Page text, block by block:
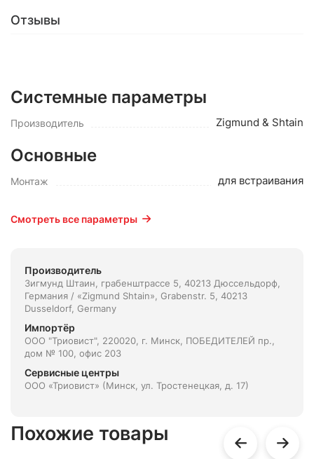
Отзывы
Системные параметры
Производитель Zigmund & Shtain
Основные
Монтаж для встраивания
Смотреть все параметры
Производитель
Зигмунд Штаин, грабенштрассе 5, 40213 Дюссельдорф,
Германия / «Zigmund Shtain», Grabenstr. 5, 40213
Dusseldorf, Germany
Импортёр
ООО "Триовист", 220020, г. Минск, ПОБЕДИТЕЛЕЙ пр.,
дом № 100, офис 203
Сервисные центры
ООО «Триовист» (Минск, ул. Тростенецкая, д. 17)
Похожие товары